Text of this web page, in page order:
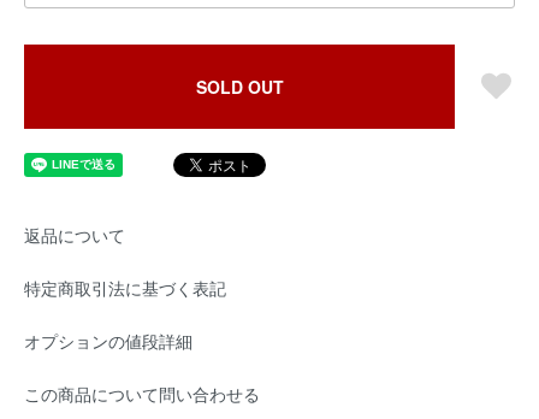
SOLD OUT
返品について
特定商取引法に基づく表記
オプションの値段詳細
この商品について問い合わせる